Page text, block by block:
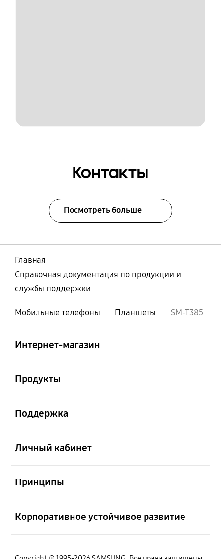
Контакты
Посмотреть больше
Главная
Справочная документация по продукции и
службы поддержки
Мобильные телефоны Планшеты SM-T385
Интернет-магазин
Продукты
Поддержка
Личный кабинет
Принципы
Корпоративное устойчивое развитие